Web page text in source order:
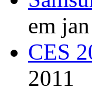
em
CES
2011